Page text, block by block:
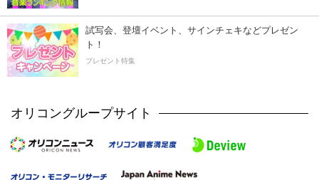
試写会、登壇イベント、サインチェキなどプレゼン
ト！
プレゼント特集
オリコングループサイト